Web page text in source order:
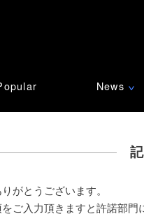
News ∨
がとうございます。
ご入力頂きますと許諾部